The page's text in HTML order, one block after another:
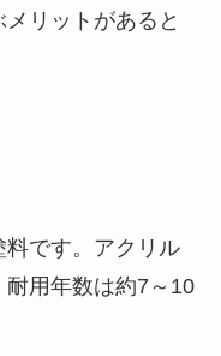
リットがあると
料です。アクリル
用年数は約7～10